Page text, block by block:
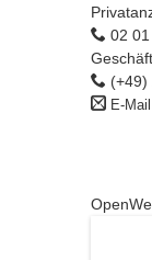
02
(+49)
E-